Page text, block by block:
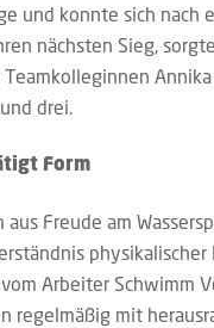
und konnte sich
nächsten Sieg,
drei.
Form
aus Freude am
Arbeiter Schwimm
regelmäßig mit